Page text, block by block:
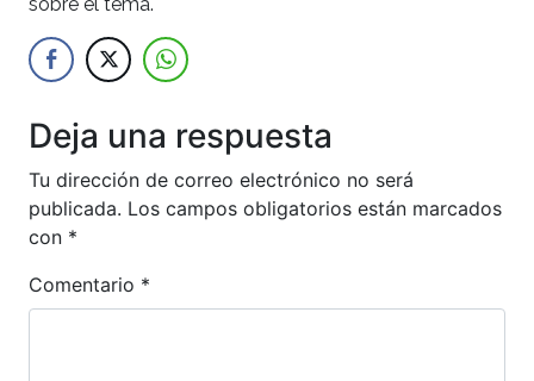
Deja una respuesta
Tu dirección de correo electrónico no será
publicada. Los campos obligatorios están marcados
con *
Comentario *